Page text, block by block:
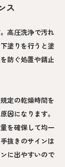
ス
高圧洗浄で汚れ
塗りを行うと塗
防ぐ処置や錆止
定の乾燥時間を
因になります。
を確保して均一
抜きのサインは
に出やすいので